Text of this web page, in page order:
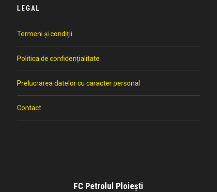
LEGAL
Termeni și condiții
Politica de confidențialitate
Prelucrarea datelor cu caracter personal
Contact
FC Petrolul Ploiești